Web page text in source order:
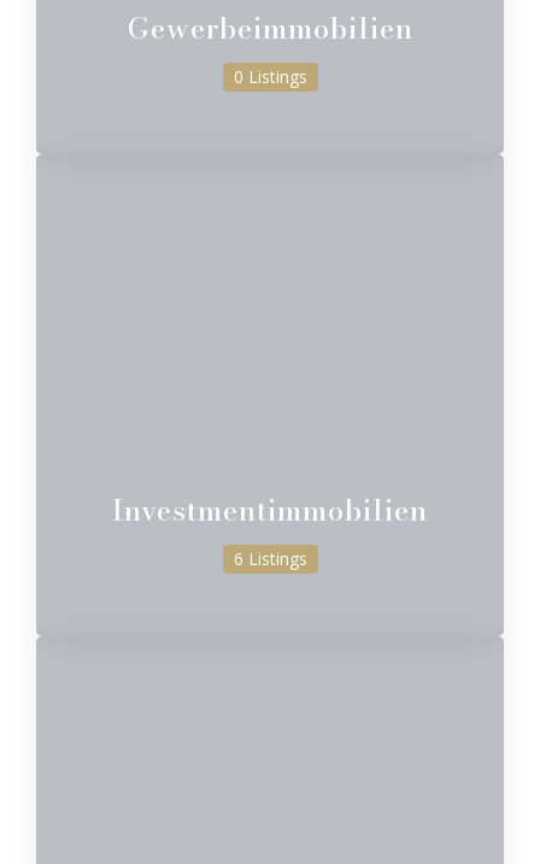
Gewerbeimmobilien
0 Listings
Investmentimmobilien
6 Listings